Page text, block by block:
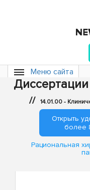
Меню сайта
// 14.01.00 -
Открыть
более
Рациональная